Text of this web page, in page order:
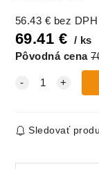
56.43 € bez DPH
69.41 €
ks
Pôvodná cena
Sledovať